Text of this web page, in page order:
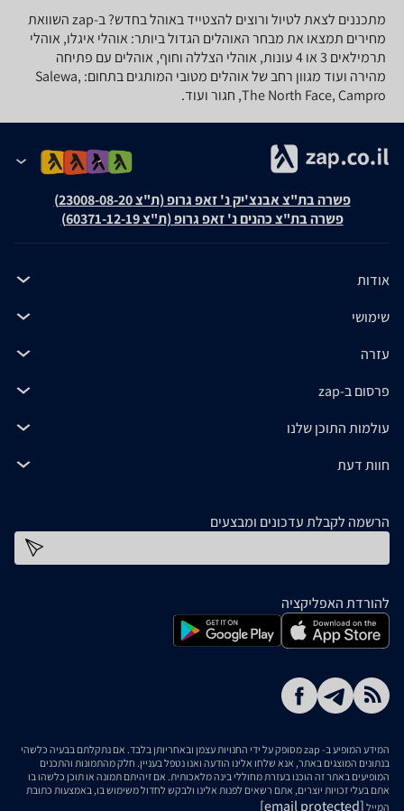
מתכננים לצאת לטיול ורוצים להצטייד באוהל בחדש? ב-zap השוואת
מחירים תמצאו את מבחר האוהלים הגדול ביותר: אוהלי איגלו, אוהלי
תרמילאים 3 או 4 עונות, אוהלי הצללה וחוף, אוהלים עם פתיחה
מהירה ועוד מגוון רחב של אוהלים מטובי המותגים בתחום: Salewa,
The North Face, Campro, חגור ועוד.
פשרה בת"צ אבנצ'יק נ' זאפ גרופ (ת"צ 23008-08-20)
פשרה בת"צ כהנים נ' זאפ גרופ (ת"צ 60371-12-19)
אודות
שימושי
עזרה
פרסום ב-zap
עולמות התוכן שלנו
חוות דעת
הרשמה לקבלת עדכונים ומבצעים
להורדת האפליקציה
המידע המופיע ב- zap מסופק על ידי החנויות עצמן ובאחריותן בלבד. אם נתקלתם בבעיה כלשהי
בנתונים המוצגים באתר, אנא שלחו אלינו הודעה ואנו נטפל בעניין. חלק מהתמונות והתכנים
המופיעים באתר זה הוכנו בעזרת מחוללי בינה מלאכותית. אם זיהיתם תמונה או תוכן כלשהו בו
אתם בעלי זכויות יוצרים, אתם רשאים לפנות אלינו ולבקש לחדול משימוש בו, באמצעות כתובת
המייל [email protected]